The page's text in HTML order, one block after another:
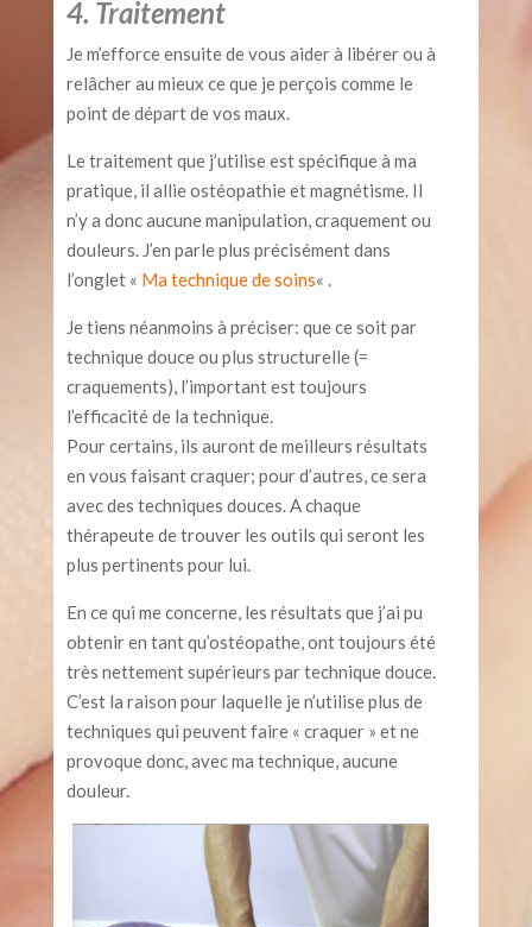
4. Traitement
Je m’efforce ensuite de vous aider à libérer ou à
relâcher au mieux ce que je perçois comme le
point de départ de vos maux.
Le traitement que j’utilise est spécifique à ma
pratique, il allie ostéopathie et magnétisme. Il
n’y a donc aucune manipulation, craquement ou
douleurs. J’en parle plus précisément dans
l’onglet « Ma technique de soins« .
Je tiens néanmoins à préciser: que ce soit par
technique douce ou plus structurelle (=
craquements), l’important est toujours
l’efficacité de la technique.
Pour certains, ils auront de meilleurs résultats
en vous faisant craquer; pour d’autres, ce sera
avec des techniques douces. A chaque
thérapeute de trouver les outils qui seront les
plus pertinents pour lui.
En ce qui me concerne, les résultats que j’ai pu
obtenir en tant qu’ostéopathe, ont toujours été
très nettement supérieurs par technique douce.
C’est la raison pour laquelle je n’utilise plus de
techniques qui peuvent faire « craquer » et ne
provoque donc, avec ma technique, aucune
douleur.